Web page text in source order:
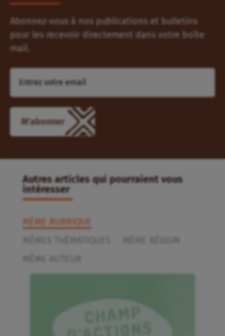
Abonnez-vous à nos publications et bulletins
pour les recevoir directement dans votre boîte
mail.
M'abonner
Autres articles qui pourraient vous
intéresser
MÊME RUBRIQUE